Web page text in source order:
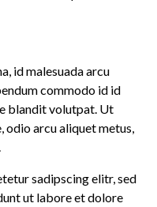
id malesuada arcu
commodo id id
blandit volutpat. Ut
arcu aliquet metus,
sadipscing elitr, sed
ut labore et dolore